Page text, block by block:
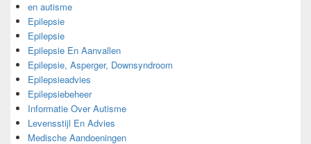
en autisme
Epilepsie
Epilepsie
Epilepsie En Aanvallen
Epilepsie, Asperger, Downsyndroom
Epilepsieadvies
Epilepsiebeheer
Informatie Over Autisme
Levensstijl En Advies
Medische Aandoeningen